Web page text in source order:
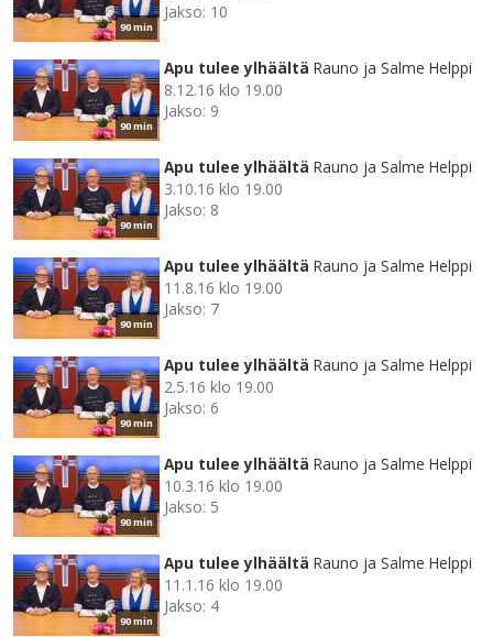
90 min
Jakso: 10
90 min
Apu tulee ylhäältä Rauno ja Salme Helppi
8.12.16 klo 19.00
Jakso: 9
90 min
Apu tulee ylhäältä Rauno ja Salme Helppi
3.10.16 klo 19.00
Jakso: 8
90 min
Apu tulee ylhäältä Rauno ja Salme Helppi
11.8.16 klo 19.00
Jakso: 7
90 min
Apu tulee ylhäältä Rauno ja Salme Helppi
2.5.16 klo 19.00
Jakso: 6
90 min
Apu tulee ylhäältä Rauno ja Salme Helppi
10.3.16 klo 19.00
Jakso: 5
90 min
Apu tulee ylhäältä Rauno ja Salme Helppi
11.1.16 klo 19.00
Jakso: 4